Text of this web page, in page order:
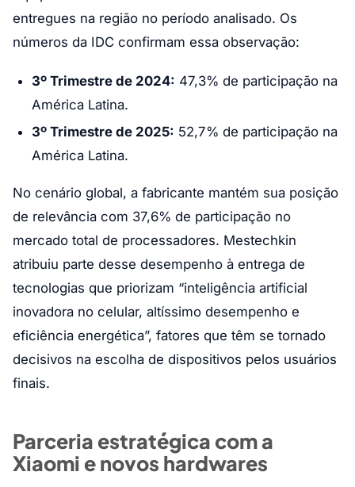
entregues na região no período analisado. Os
números da IDC confirmam essa observação:
3º Trimestre de 2024: 47,3% de participação na
América Latina.
3º Trimestre de 2025: 52,7% de participação na
América Latina.
No cenário global, a fabricante mantém sua posição
de relevância com 37,6% de participação no
mercado total de processadores. Mestechkin
atribuiu parte desse desempenho à entrega de
tecnologias que priorizam “inteligência artificial
inovadora no celular, altíssimo desempenho e
eficiência energética”, fatores que têm se tornado
decisivos na escolha de dispositivos pelos usuários
finais.
Parceria estratégica com a
Xiaomi e novos hardwares